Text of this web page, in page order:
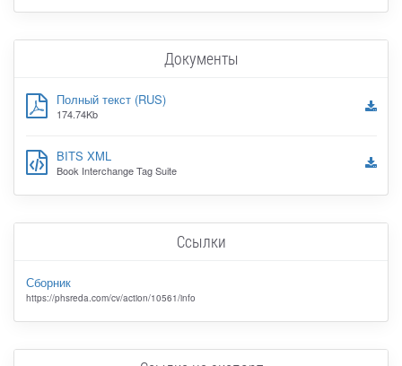
Документы
Полный текст (RUS)
174.74Kb
BITS XML
Book Interchange Tag Suite
Ссылки
Сборник
https://phsreda.com/cv/action/10561/info